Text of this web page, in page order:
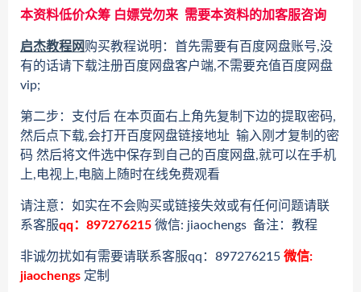
本资料低价众筹 白嫖党勿来 需要本资料的加客服咨询
启杰教程网购买教程说明：首先需要有百度网盘账号,没
有的话请下载注册百度网盘客户端,不需要充值百度网盘
vip;
第二步：支付后 在本页面右上角先复制下边的提取密码,
然后点下载,会打开百度网盘链接地址 输入刚才复制的密
码 然后将文件选中保存到自己的百度网盘,就可以在手机
上,电视上,电脑上随时在线免费观看
请注意：如实在不会购买或链接失效或有任何问题请联
系客服qq：897276215 微信: jiaochengs 备注：教程
非诚勿扰如有需要请联系客服qq：897276215 微信:
jiaochengs 定制